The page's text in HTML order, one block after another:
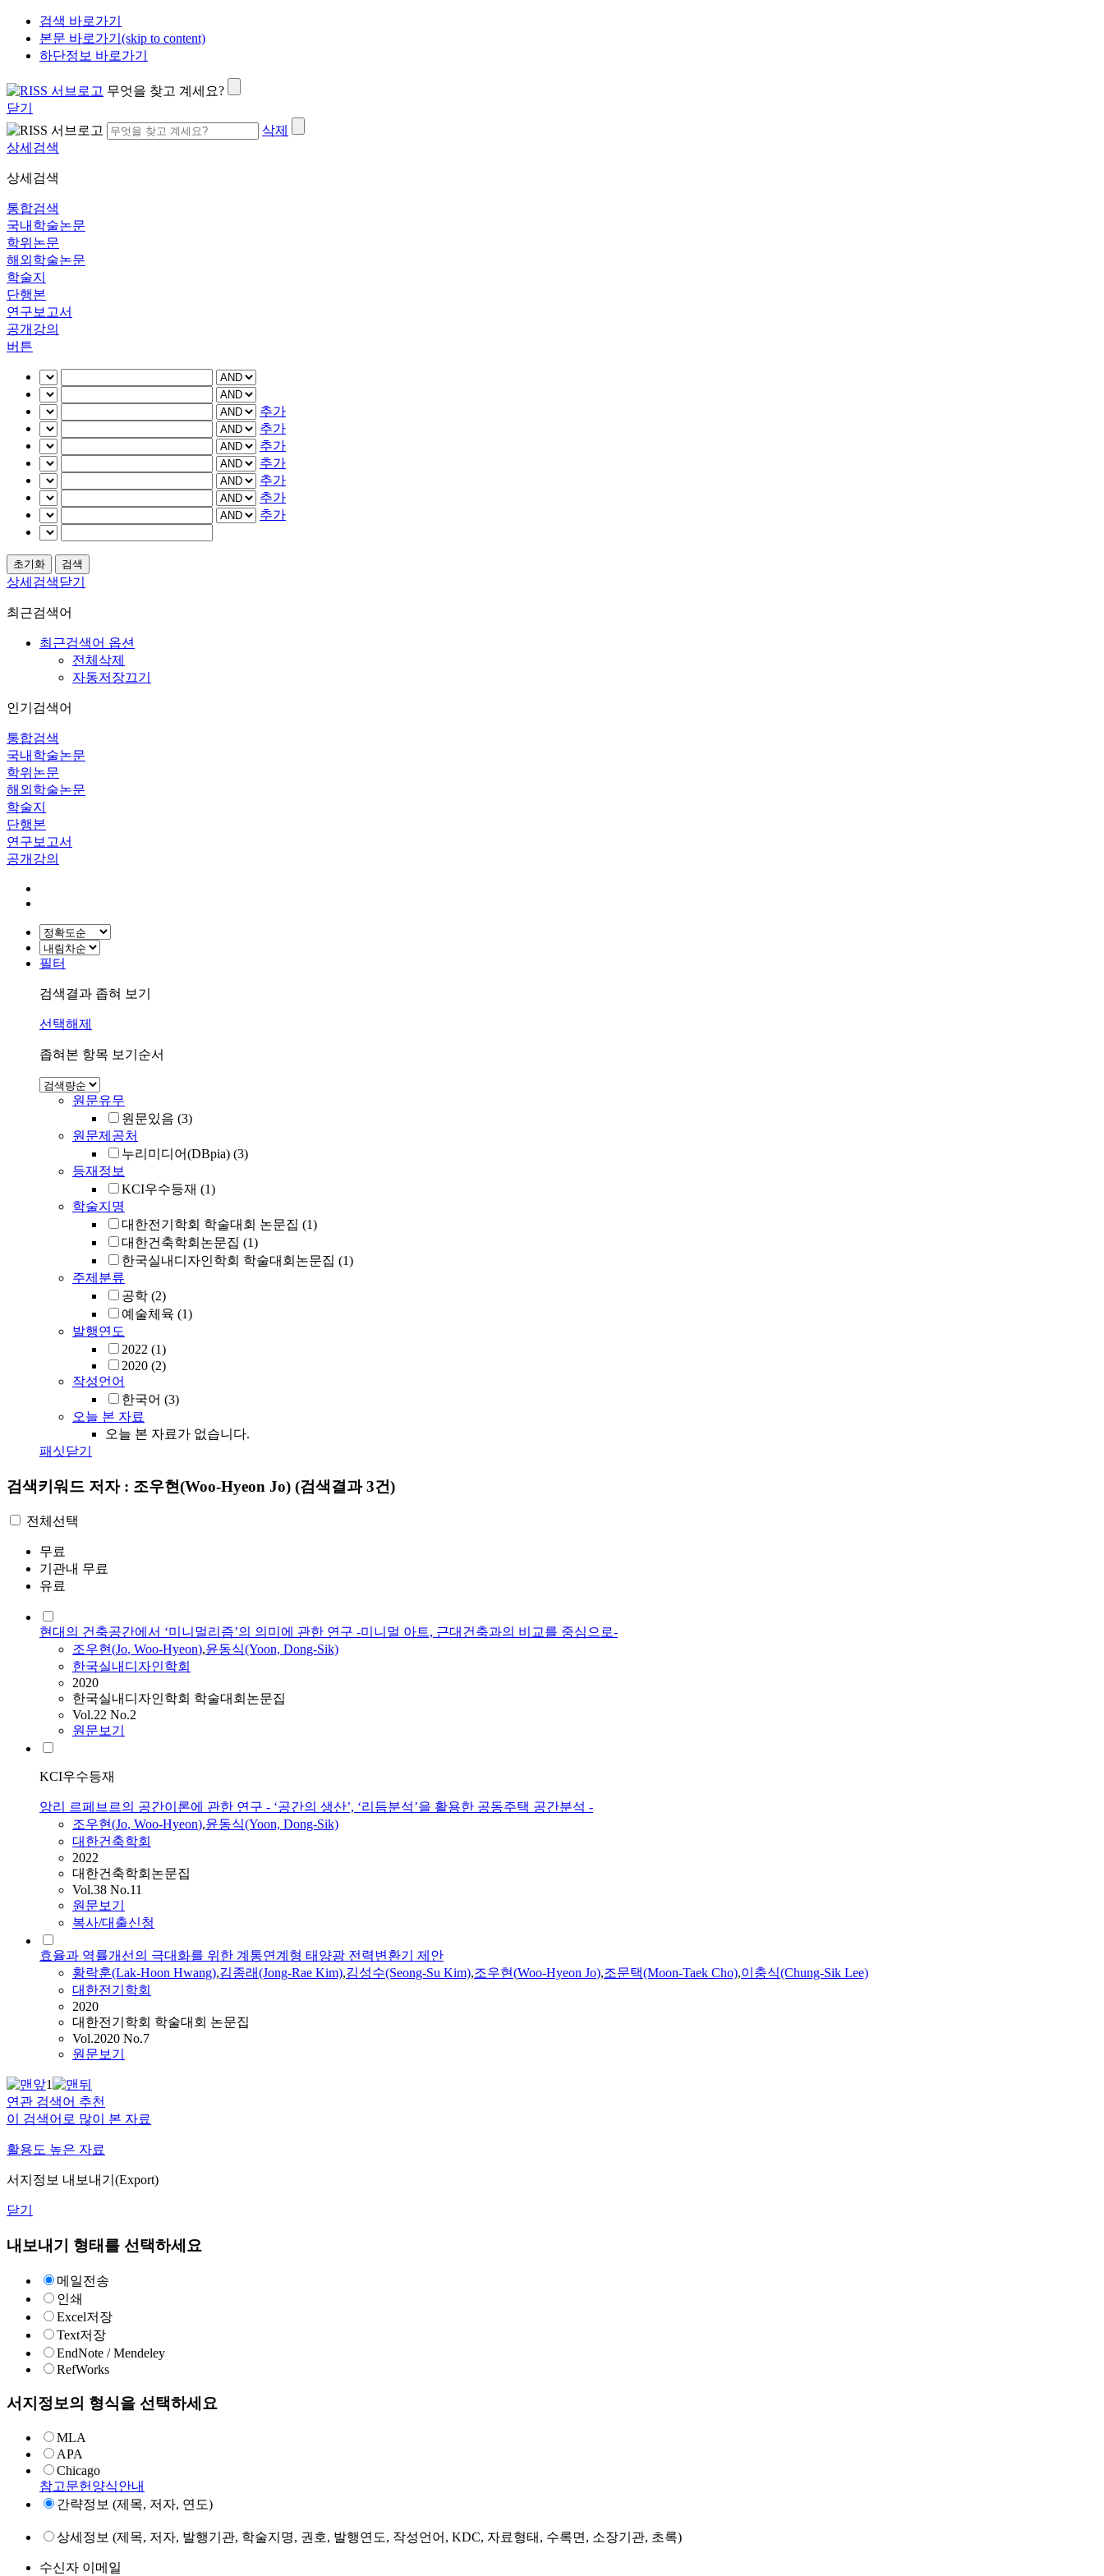
검색 바로가기
본문 바로가기(skip to content)
하단정보 바로가기
무엇을 찾고 계세요?
닫기
삭제
상세검색
상세검색
통합검색
국내학술논문
학위논문
해외학술논문
학술지
단행본
연구보고서
공개강의
버튼
추가
추가
추가
추가
추가
추가
추가
상세검색닫기
최근검색어
최근검색어 옵션
전체삭제
자동저장끄기
인기검색어
통합검색
국내학술논문
학위논문
해외학술논문
학술지
단행본
연구보고서
공개강의
필터
검색결과 좁혀 보기
선택해제
좁혀본 항목 보기순서
원문유무
원문있음 (3)
원문제공처
누리미디어(DBpia) (3)
등재정보
KCI우수등재 (1)
학술지명
대한전기학회 학술대회 논문집 (1)
대한건축학회논문집 (1)
한국실내디자인학회 학술대회논문집 (1)
주제분류
공학 (2)
예술체육 (1)
발행연도
2022 (1)
2020 (2)
작성언어
한국어 (3)
오늘 본 자료
오늘 본 자료가 없습니다.
패싯닫기
검색키워드 저자 : 조우현(Woo-Hyeon Jo) (검색결과 3건)
전체선택
무료
기관내 무료
유료
현대의 건축공간에서 ‘미니멀리즘’의 의미에 관한 연구 -미니멀 아트, 근대건축과의 비교를 중심으로-
조우현(Jo, Woo-Hyeon),윤동식(Yoon, Dong-Sik)
한국실내디자인학회
2020
한국실내디자인학회 학술대회논문집
Vol.22 No.2
원문보기
KCI우수등재
앙리 르페브르의 공간이론에 관한 연구 - ‘공간의 생산’, ‘리듬분석’을 활용한 공동주택 공간분석 -
조우현(Jo, Woo-Hyeon),윤동식(Yoon, Dong-Sik)
대한건축학회
2022
대한건축학회논문집
Vol.38 No.11
원문보기
복사/대출신청
효율과 역률개선의 극대화를 위한 계통연계형 태양광 전력변환기 제안
황락훈(Lak-Hoon Hwang),김종래(Jong-Rae Kim),김성수(Seong-Su Kim),조우현(Woo-Hyeon Jo),조문택(Moon-Taek Cho),이충식(Chung-Sik Lee)
대한전기학회
2020
대한전기학회 학술대회 논문집
Vol.2020 No.7
원문보기
1
연관 검색어 추천
이 검색어로 많이 본 자료
활용도 높은 자료
서지정보 내보내기(Export)
닫기
내보내기 형태를 선택하세요
메일전송
인쇄
Excel저장
Text저장
EndNote / Mendeley
RefWorks
서지정보의 형식을 선택하세요
MLA
APA
Chicago
참고문헌양식안내
간략정보 (제목, 저자, 연도)
상세정보 (제목, 저자, 발행기관, 학술지명, 권호, 발행연도, 작성언어, KDC, 자료형태, 수록면, 소장기관, 초록)
수신자 이메일